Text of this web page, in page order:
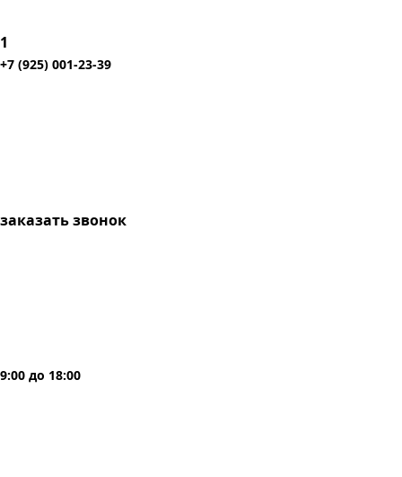
1
+7 (925) 001-23-39
заказать звонок
9:00 до 18:00